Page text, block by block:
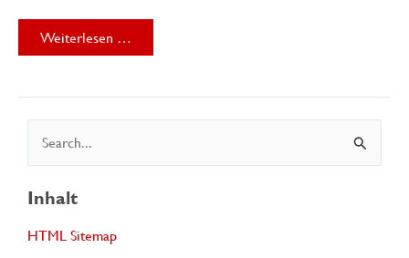
Mein
neues
tapeten.de“
Weiterlesen …
u
cInhalt
HTML Sitemap